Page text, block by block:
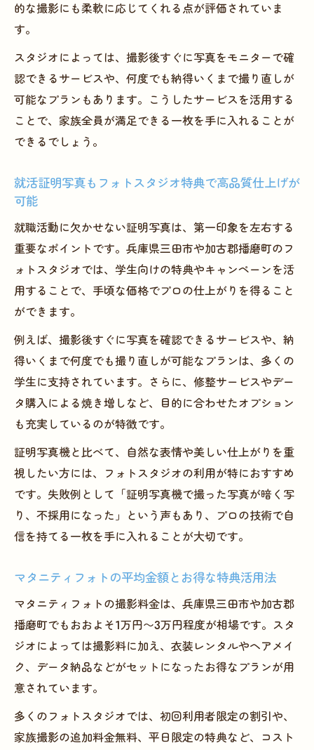
的な撮影にも柔軟に応じてくれる点が評価されていま
す。
スタジオによっては、撮影後すぐに写真をモニターで確
認できるサービスや、何度でも納得いくまで撮り直しが
可能なプランもあります。こうしたサービスを活用する
ことで、家族全員が満足できる一枚を手に入れることが
できるでしょう。
就活証明写真もフォトスタジオ特典で高品質仕上げが
可能
就職活動に欠かせない証明写真は、第一印象を左右する
重要なポイントです。兵庫県三田市や加古郡播磨町のフ
ォトスタジオでは、学生向けの特典やキャンペーンを活
用することで、手頃な価格でプロの仕上がりを得ること
ができます。
例えば、撮影後すぐに写真を確認できるサービスや、納
得いくまで何度でも撮り直しが可能なプランは、多くの
学生に支持されています。さらに、修整サービスやデー
タ購入による焼き増しなど、目的に合わせたオプション
も充実しているのが特徴です。
証明写真機と比べて、自然な表情や美しい仕上がりを重
視したい方には、フォトスタジオの利用が特におすすめ
です。失敗例として「証明写真機で撮った写真が暗く写
り、不採用になった」という声もあり、プロの技術で自
信を持てる一枚を手に入れることが大切です。
マタニティフォトの平均金額とお得な特典活用法
マタニティフォトの撮影料金は、兵庫県三田市や加古郡
播磨町でもおおよそ1万円〜3万円程度が相場です。スタ
ジオによっては撮影料に加え、衣装レンタルやヘアメイ
ク、データ納品などがセットになったお得なプランが用
意されています。
多くのフォトスタジオでは、初回利用者限定の割引や、
家族撮影の追加料金無料、平日限定の特典など、コスト